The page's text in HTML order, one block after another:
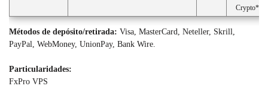
Crypto*
Métodos de depósito/retirada: Visa, MasterCard, Neteller, Skrill,
PayPal, WebMoney, UnionPay, Bank Wire.
Particularidades:
FxPro VPS